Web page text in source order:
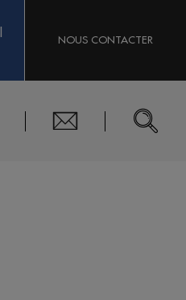
NOUS CONTACTER